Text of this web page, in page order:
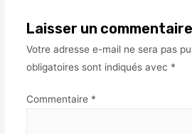
Laisser un commentaire
Votre adresse e-mail ne sera pas
obligatoires sont indiqués avec *
Commentaire *